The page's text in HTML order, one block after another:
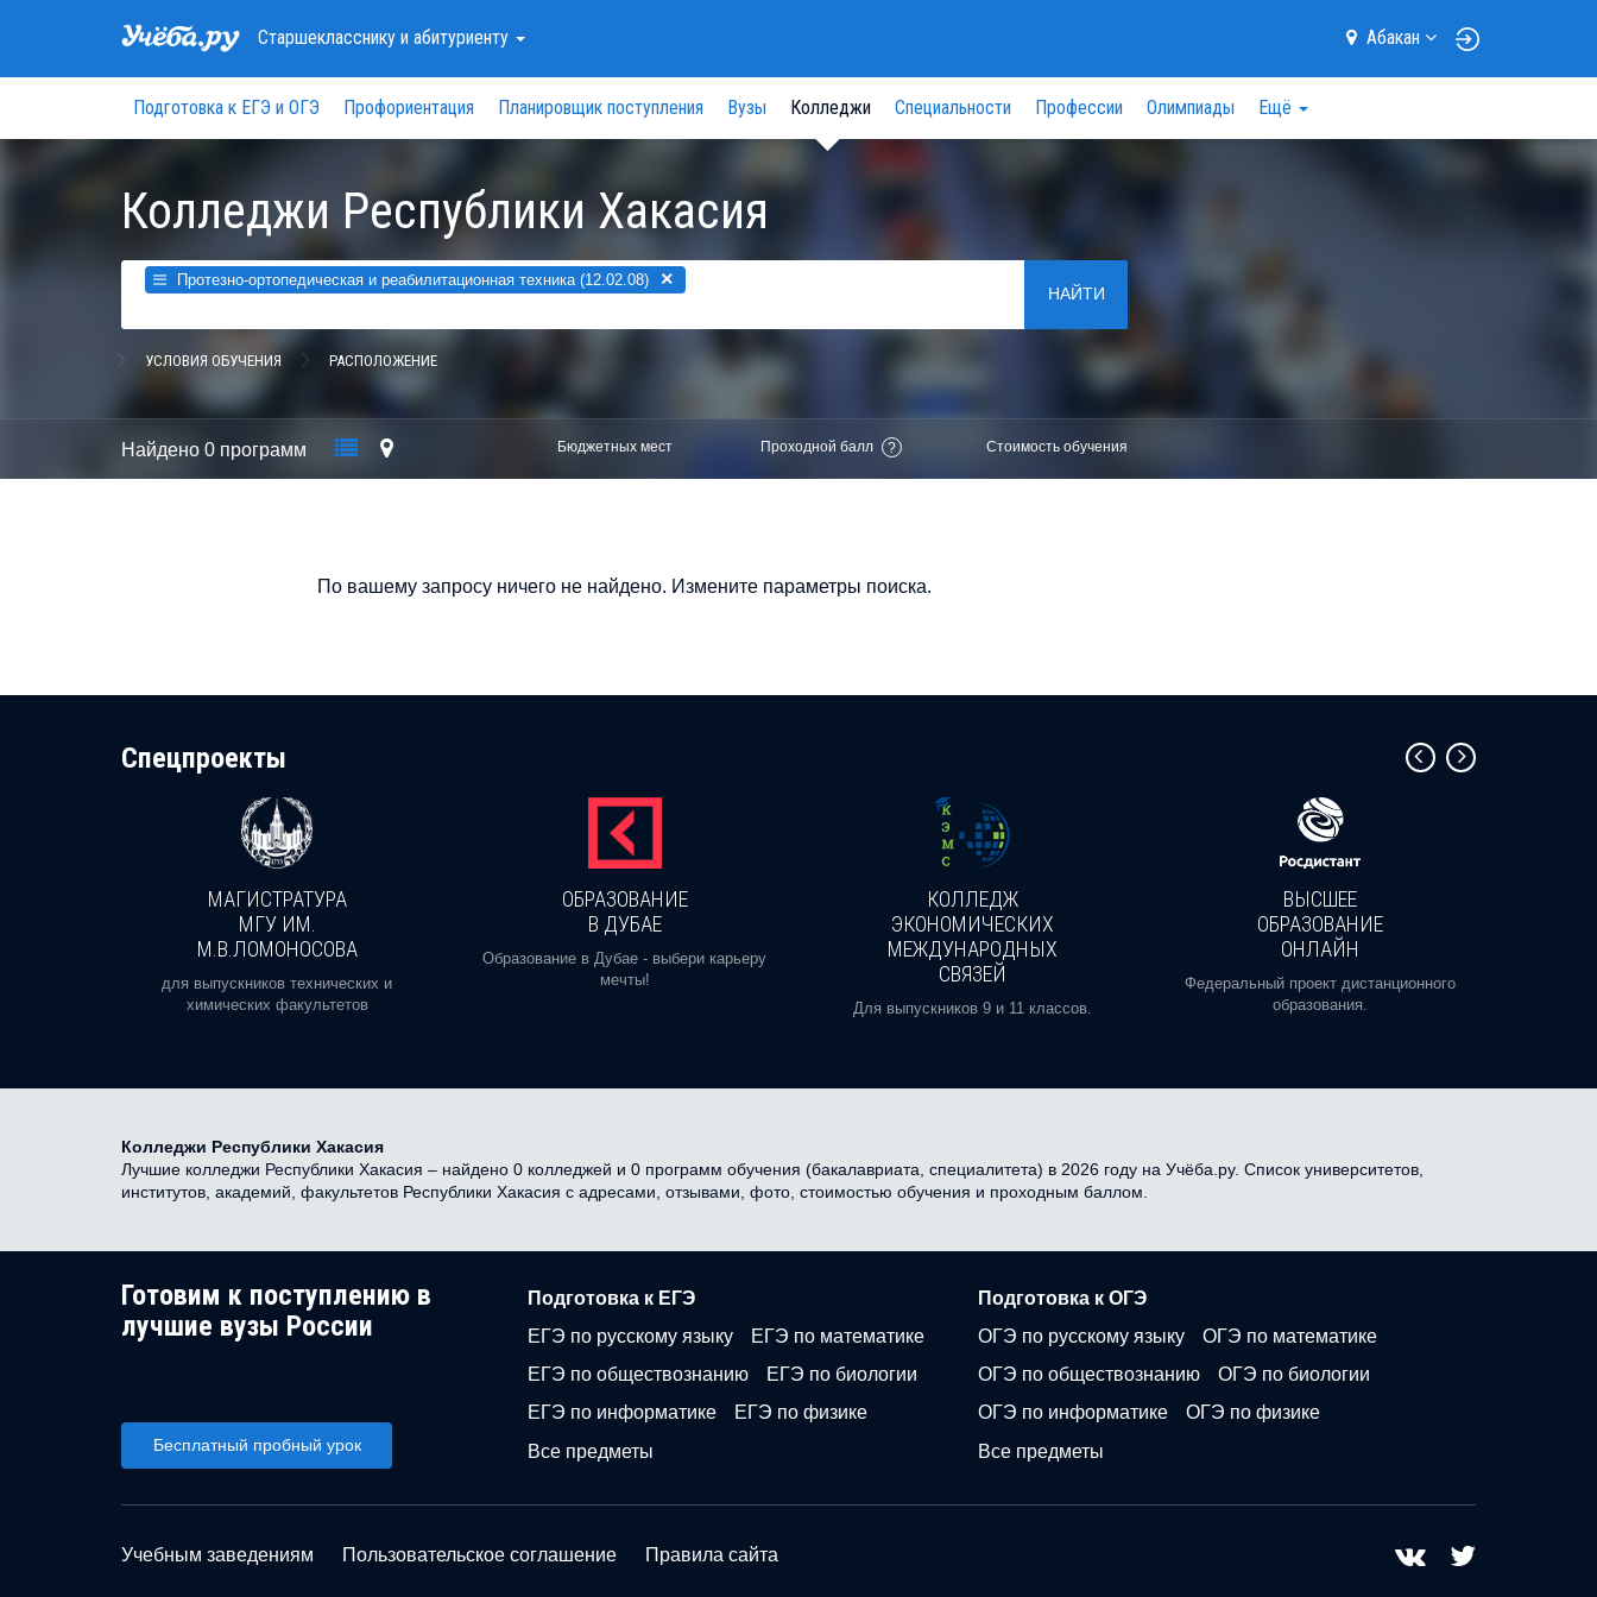
Старшеклассникуи абитуриенту Абакан
Подготовка к ЕГЭ и ОГЭ Профориентация Планировщик поступления Вузы Колледжи Специальности Профессии Олимпиады Ещё
Колледжи Республики Хакасия
Протезно-ортопедическая и реабилитационная техника (12.02.08) ×
НАЙТИ
УСЛОВИЯ ОБУЧЕНИЯ РАСПОЛОЖЕНИЕ
Найдено 0 программ Бюджетных мест Проходной балл ? Стоимость обучения
По вашему запросу ничего не найдено. Измените параметры поиска.
Cпецпроекты
МАГИСТРАТУРА
МГУ ИМ.
М.В.ЛОМОНОСОВА
для выпускников технических и
химических факультетов
ОБРАЗОВАНИЕ
В ДУБАЕ
Образование в Дубае - выбери карьеру
мечты!
КОЛЛЕДЖ
ЭКОНОМИЧЕСКИХ
МЕЖДУНАРОДНЫХ
СВЯЗЕЙ
Для выпускников 9 и 11 классов.
ВЫСШЕЕ
ОБРАЗОВАНИЕ
ОНЛАЙН
Федеральный проект дистанционного
образования.
Колледжи Республики Хакасия
Лучшие колледжи Республики Хакасия – найдено 0 колледжей и 0 программ обучения (бакалавриата, специалитета) в 2026 году на Учёба.ру. Список университетов,
институтов, академий, факультетов Республики Хакасия с адресами, отзывами, фото, стоимостью обучения и проходным баллом.
Готовим к поступлению в
лучшие вузы России
Бесплатный пробный урок
Подготовка к ЕГЭ
ЕГЭ по русскому языку
ЕГЭ по математике
ЕГЭ по обществознанию
ЕГЭ по биологии
ЕГЭ по информатике
ЕГЭ по физике
Все предметы
Подготовка к ОГЭ
ОГЭ по русскому языку
ОГЭ по математике
ОГЭ по обществознанию
ОГЭ по биологии
ОГЭ по информатике
ОГЭ по физике
Все предметы
Учебным заведениям Пользовательское соглашение Правила сайта